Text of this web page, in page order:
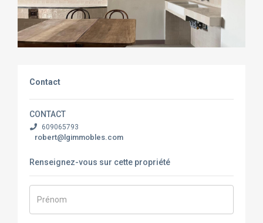
Contact
CONTACT
609065793
robert@lgimmobles.com
Renseignez-vous sur cette propriété